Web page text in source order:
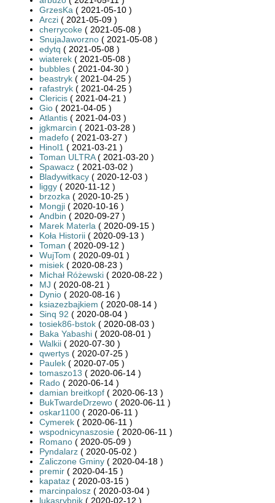
GrzesKa ( 2021-05-10 )
Arczi ( 2021-05-09 )
cherrycoke ( 2021-05-08 )
SnujaJaworzno ( 2021-05-08 )
edytq ( 2021-05-08 )
wiaterek ( 2021-05-08 )
bubbles ( 2021-04-30 )
beastryk ( 2021-04-25 )
rafastryk ( 2021-04-25 )
Clericis ( 2021-04-21 )
Gio ( 2021-04-05 )
Atlantis ( 2021-04-03 )
jgkmarcin ( 2021-03-28 )
madefo ( 2021-03-27 )
Hinol1 ( 2021-03-21 )
Toman ULTRA( 2021-03-20 )
Spawacz ( 2021-03-02 )
Bladywitkacy ( 2020-12-03 )
liggy ( 2020-11-12 )
brzozka ( 2020-10-25 )
Mongji ( 2020-10-16 )
Andbin ( 2020-09-27 )
Marek Materla ( 2020-09-15 )
Koła Historii ( 2020-09-13 )
Toman ( 2020-09-12 )
WujTom ( 2020-09-01 )
misiek ( 2020-08-23 )
Michał Różewski ( 2020-08-22 )
MJ ( 2020-08-21 )
Dynio ( 2020-08-16 )
ksiazezbajkiem ( 2020-08-14 )
Sinq 92 ( 2020-08-04 )
tosiek86-bstok ( 2020-08-03 )
Baka Yabashi ( 2020-08-01 )
Walkii ( 2020-07-30 )
qwertys ( 2020-07-25 )
Paulek ( 2020-07-05 )
tomaszo13 ( 2020-06-14 )
Rado ( 2020-06-14 )
damian breitkopf ( 2020-06-13 )
BukTwardeDrzewo ( 2020-06-11 )
oskar1100 ( 2020-06-11 )
Cymerek ( 2020-06-11 )
wspodnicynaszosie ( 2020-06-11 )
Romano ( 2020-05-09 )
Pyndalarz ( 2020-05-02 )
Zaliczone Gminy ( 2020-04-18 )
premir ( 2020-04-15 )
kapataz ( 2020-03-15 )
marcinpalosz ( 2020-03-04 )
lukasrybnik ( 2020-02-12 )